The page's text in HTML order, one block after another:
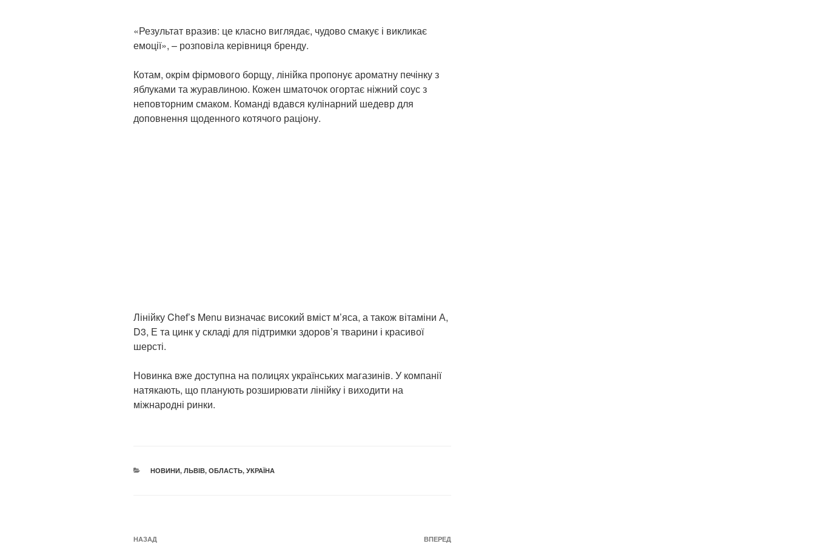
«Результат вразив: це класно виглядає, чудово смакує і викликає
емоції», – розповіла керівниця бренду.
Котам, окрім фірмового борщу, лінійка пропонує ароматну печінку з
яблуками та журавлиною. Кожен шматочок огортає ніжний соус з
неповторним смаком. Команді вдався кулінарний шедевр для
доповнення щоденного котячого раціону.
Лінійку Chef’s Menu визначає високий вміст м’яса, а також вітаміни А,
D3, Е та цинк у складі для підтримки здоров’я тварини і красивої
шерсті.
Новинка вже доступна на полицях українських магазинів. У компанії
натякають, що планують розширювати лінійку і виходити на
міжнародні ринки.
КАТЕГОРІЇ
НОВИНИ, ЛЬВІВ, ОБЛАСТЬ, УКРАЇНА
Навігація
Попередній
НАЗАД
Наступний
ВПЕРЕД